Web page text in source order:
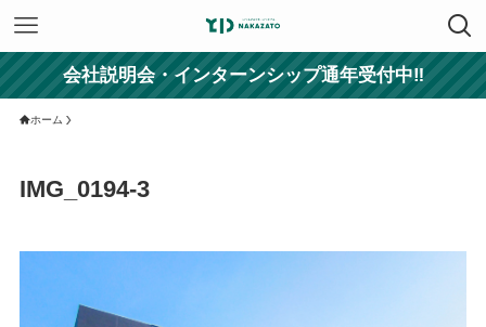
会社説明会・インターンシップ通年受付中‼
ホーム
IMG_0194-3